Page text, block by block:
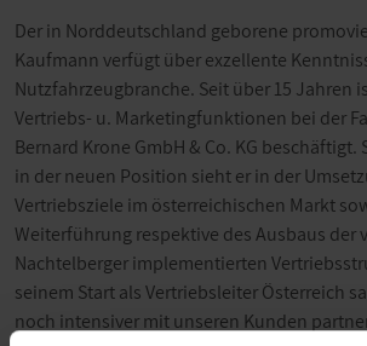
Der in Norddeutschland geborene
Kaufmann verfügt über exzellente
Nutzfahrzeugbranche. Seit über 15 Jahren
Vertriebs- u. Marketingfunktionen bei der
Bernard Krone GmbH & Co. KG beschäftigt.
in der neuen Position sieht er in der
Vertriebsziele im österreichischen Markt
Weiterführung respektive des Ausbaus der
Nachtelberger implementierten
seinem Start als Vertriebsleiter Österreich
noch intensiver mit unseren Kunden